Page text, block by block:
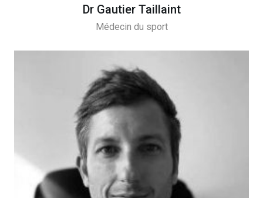
Dr Gautier Taillaint
Médecin du sport